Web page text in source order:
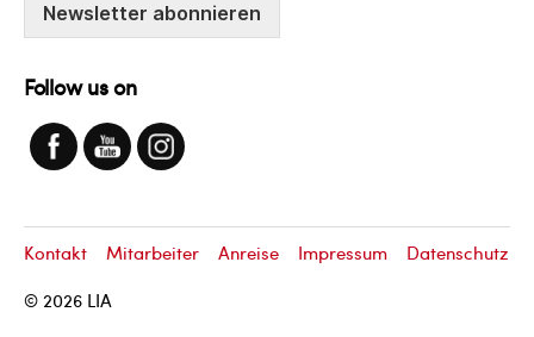
Newsletter abonnieren
Follow us on
© 2026 LIA
Kontakt Mitarbeiter Anreise Impressum Datenschutz